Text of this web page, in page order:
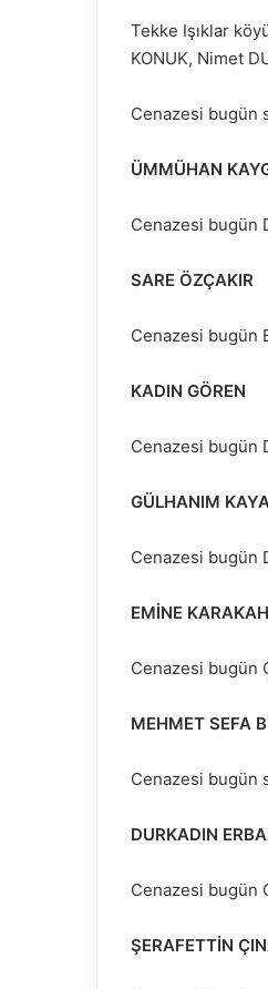
Tekke Işıklar
KONUK, Nimet
Cenazesi bugün
ÜMMÜHAN
Cenazesi bugün
SARE ÖZÇAKIR
Cenazesi bugün
KADIN GÖREN
Cenazesi bugün
GÜLHANIM
Cenazesi bugün
EMİNE
Cenazesi bugün
MEHMET SEFA
Cenazesi bugün
DURKADIN
Cenazesi bugün
ŞERAFETTİN